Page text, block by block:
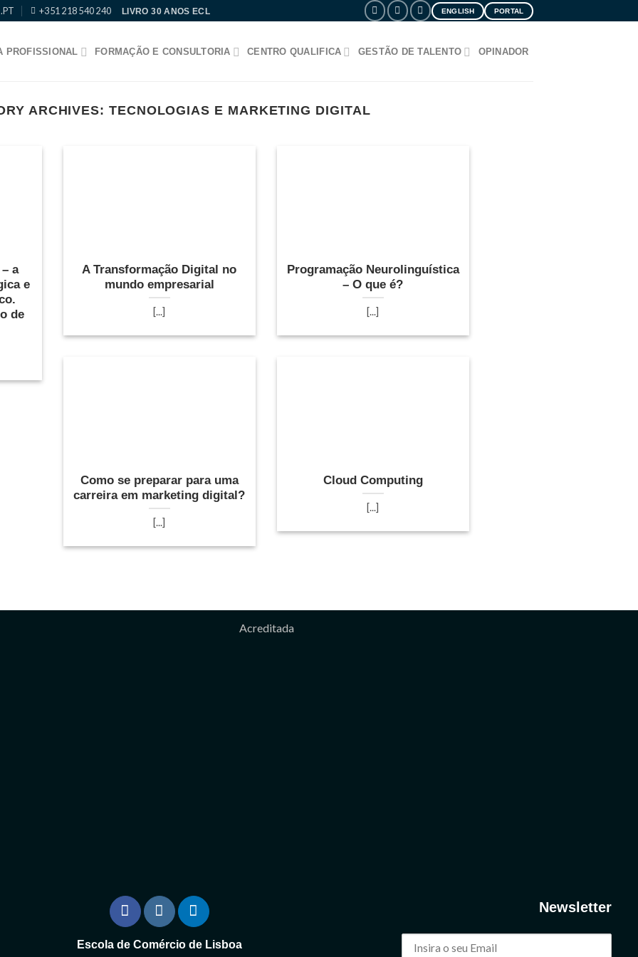
+351 218 540 240 LIVRO 30 ANOS ECL ENGLISH PORTAL
PROFISSIONAL FORMAÇÃO E CONSULTORIA CENTRO QUALIFICA GESTÃO DE TALENTO OPINADOR
ARCHIVES: TECNOLOGIAS E MARKETING DIGITAL
a
e
de
A Transformação Digital no
mundo empresarial
[...]
Programação Neurolinguística
– O que é?
[...]
Como se preparar para uma
carreira em marketing digital?
[...]
Cloud Computing
[...]
Acreditada
Escola de Comércio de Lisboa
Newsletter